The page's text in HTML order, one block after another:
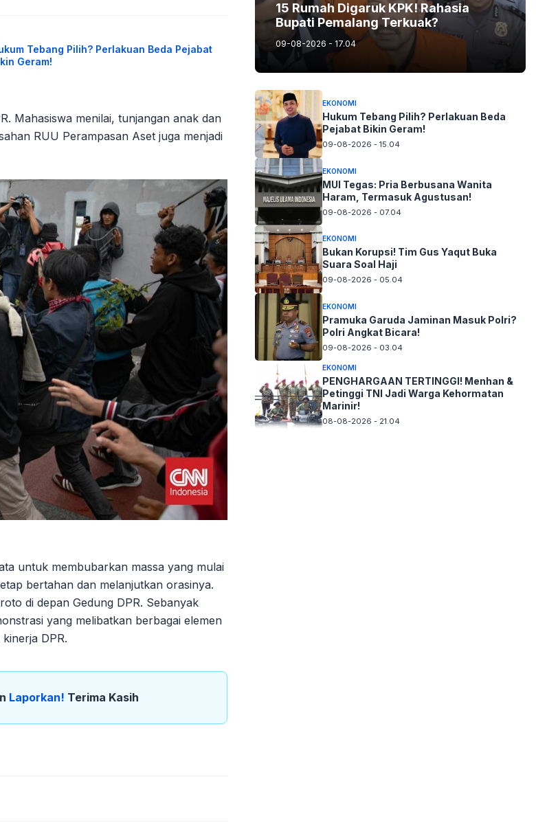
Tebang Pilih? Perlakuan Beda Pejabat
Geram!
Mahasiswa menilai, tunjangan anak dan
RUU Perampasan Aset juga menjadi
untuk membubarkan massa yang mulai
bertahan dan melanjutkan orasinya.
di depan Gedung DPR. Sebanyak
yang melibatkan berbagai elemen
DPR.
Laporkan! Terima Kasih
15 Rumah Digaruk KPK! Rahasia
Bupati Pemalang Terkuak?
09-08-2026 - 17.04
EKONOMI
Hukum Tebang Pilih? Perlakuan Beda
Pejabat Bikin Geram!
09-08-2026 - 15.04
EKONOMI
MUI Tegas: Pria Berbusana Wanita
Haram, Termasuk Agustusan!
09-08-2026 - 07.04
EKONOMI
Bukan Korupsi! Tim Gus Yaqut Buka
Suara Soal Haji
09-08-2026 - 05.04
EKONOMI
Pramuka Garuda Jaminan Masuk Polri?
Polri Angkat Bicara!
09-08-2026 - 03.04
EKONOMI
PENGHARGAAN TERTINGGI! Menhan &
Petinggi TNI Jadi Warga Kehormatan
Marinir!
08-08-2026 - 21.04